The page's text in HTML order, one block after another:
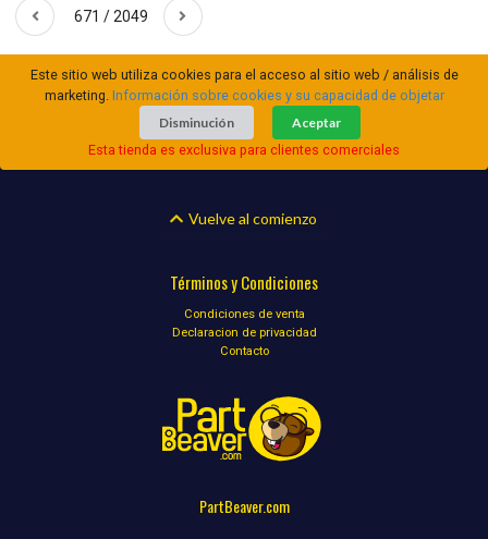
671 / 2049
Este sitio web utiliza cookies para el acceso al sitio web / análisis de
marketing. Información sobre cookies y su capacidad de objetar
Disminución
Aceptar
Esta tienda es exclusiva para clientes comerciales
Vuelve al comienzo
Términos y Condiciones
Condiciones de venta
Declaracion de privacidad
Contacto
PartBeaver.com